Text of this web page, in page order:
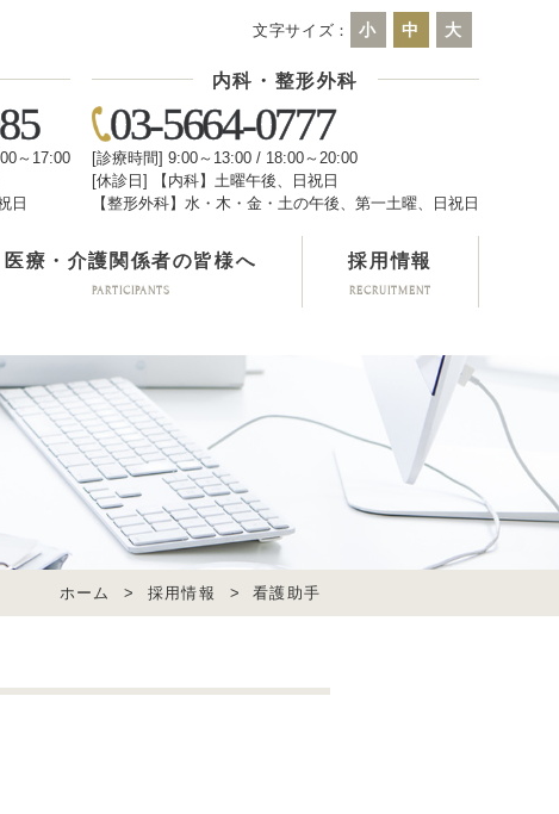
文字サイズ： 小 中 大
～17:00
日
内科・整形外科
03-5664-0777
[診療時間] 9:00～13:00 / 18:00～20:00
[休診日] 【内科】土曜午後、日祝日
【整形外科】水・木・金・土の午後、第一土曜、日祝日
PARTICIPANTS
医療・介護関係者の皆様へ
RECRUITMENT
採用情報
ホーム > 採用情報 > 看護助手